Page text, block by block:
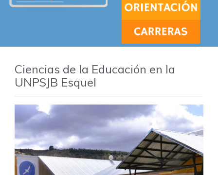
Ciencias de la Educación en la
UNPSJB Esquel